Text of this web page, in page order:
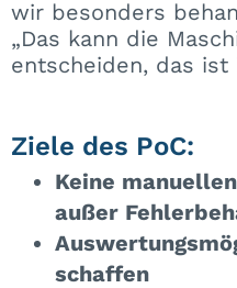
wir besonders
„Das kann die
entscheiden, das ist
Ziele des PoC:
Keine
außer
schaffen